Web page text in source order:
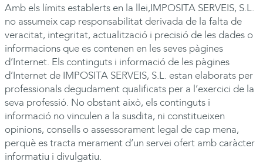
Amb els límits establerts en la llei,IMPOSITA SERVEIS, S.L.
no assumeix cap responsabilitat derivada de la falta de
veracitat, integritat, actualització i precisió de les dades o
informacions que es contenen en les seves pàgines
d’Internet. Els continguts i informació de les pàgines
d’Internet de IMPOSITA SERVEIS, S.L. estan elaborats per
professionals degudament qualificats per a l’exercici de la
seva professió. No obstant això, els continguts i
informació no vinculen a la susdita, ni constitueixen
opinions, consells o assessorament legal de cap mena,
perquè es tracta merament d’un servei ofert amb caràcter
informatiu i divulgatiu.